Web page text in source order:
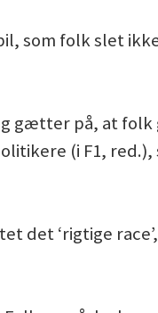
som folk slet
gætter på, at folk
(i F1,
det ‘rigtige